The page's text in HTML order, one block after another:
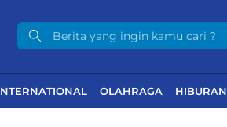
OLAHRAGA HIBURAN